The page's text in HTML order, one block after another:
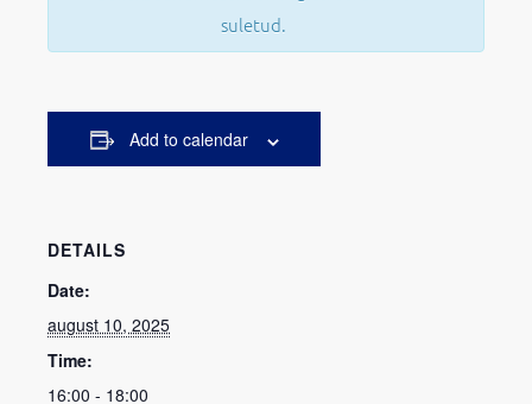
suletud.
Add to calendar
DETAILS
Date:
august 10, 2025
Time:
16:00 - 18:00